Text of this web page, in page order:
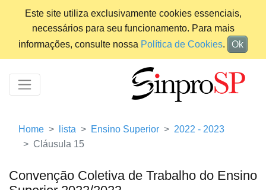
Este site utiliza exclusivamente cookies essenciais,
necessários para seu funcionamento. Para mais
informações, consulte nossa Política de Cookies. Ok
Home lista Ensino Superior
2022 - 2023
Cláusula 15
Convenção Coletiva de Trabalho do Ensino